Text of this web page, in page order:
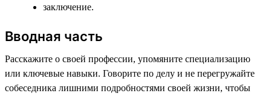
заключение.
Вводная часть
Расскажите о своей профессии, упомяните специализацию
или ключевые навыки. Говорите по делу и не перегружайте
собеседника лишними подробностями своей жизни, чтобы